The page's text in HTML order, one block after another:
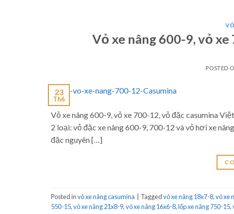
Vỏ xe nâng 600-9, vỏ
POSTED
23
Th6
Vỏ xe nâng 600-9, vỏ xe 700-12, vỏ đặc casumina
2 loại: vỏ đặc xe nâng 600-9, 700-12 và vỏ hơi xe
đặc nguyên […]
Posted invỏ xe nâng casumina Taggedvỏ xe nâng 18x7-8,vỏ xe
550-15,vỏ xe nâng 21x8-9,vỏ xe nâng 16x6-8,lốp xe nâng 750-15,